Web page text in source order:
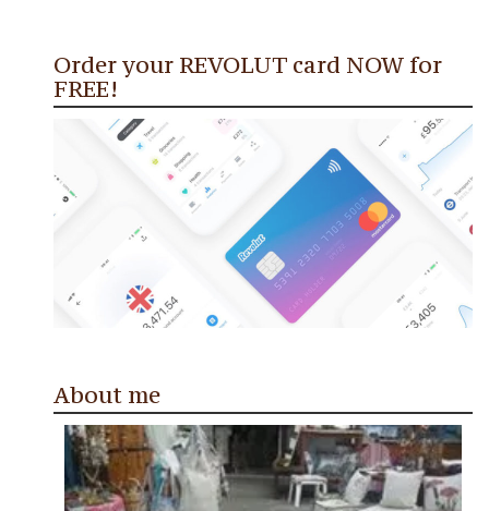
Order your REVOLUT card NOW for
FREE!
About me